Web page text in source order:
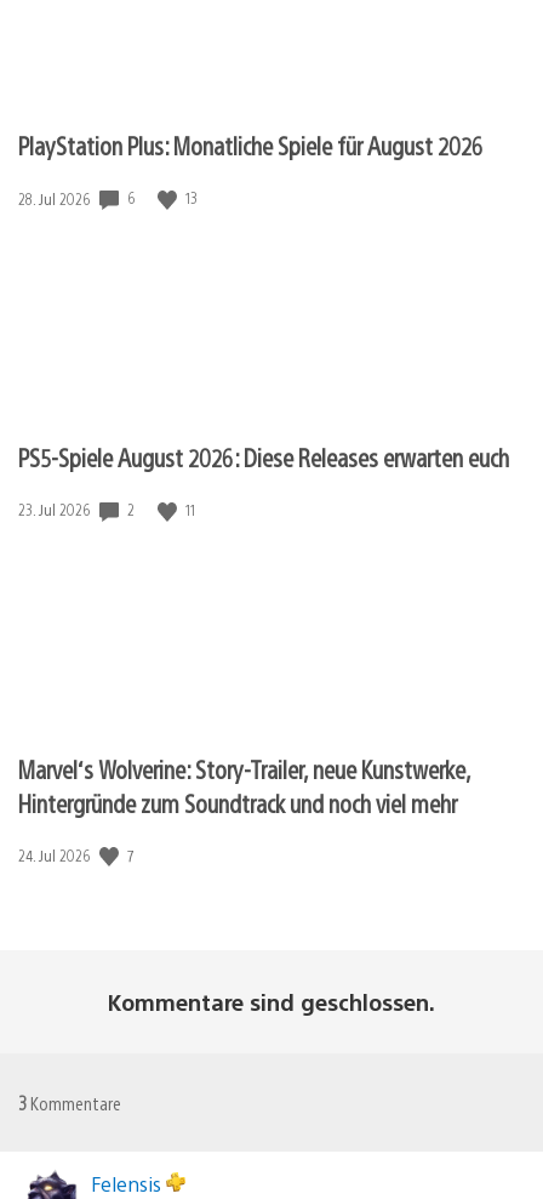
PlayStation Plus: Monatliche Spiele für August 2026
Veröffentlichungsdatum:
28. Jul 2026 6 13
PS5-Spiele August 2026: Diese Releases erwarten euch
Veröffentlichungsdatum:
23. Jul 2026 2 11
Marvel‘s Wolverine: Story-Trailer, neue Kunstwerke,
Hintergründe zum Soundtrack und noch viel mehr
Veröffentlichungsdatum:
24. Jul 2026 7
Kommentare sind geschlossen.
3 Kommentare
Felensis